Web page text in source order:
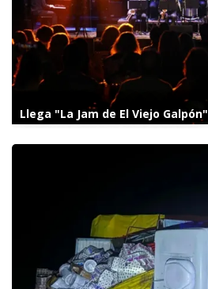
Llega "La Jam de El Viejo Galpón"